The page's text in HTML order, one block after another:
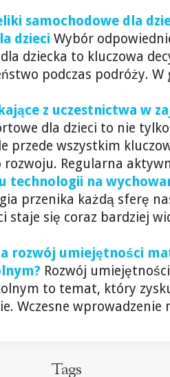
samochodowe dla
dzieci Wybór
dziecka to kluczowa
podczas podróży.
z uczestnictwa w
dla dzieci to nie
przede wszystkim
Regularna
technologii na
przenika każdą sferę
staje się coraz bardziej
rozwój umiejętności
Rozwój
to temat, który
Wczesne
Tags